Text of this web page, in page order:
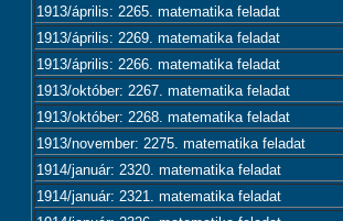
1913/április: 2265. matematika feladat
1913/április: 2269. matematika feladat
1913/április: 2266. matematika feladat
1913/október: 2267. matematika feladat
1913/október: 2268. matematika feladat
1913/november: 2275. matematika feladat
1914/január: 2320. matematika feladat
1914/január: 2321. matematika feladat